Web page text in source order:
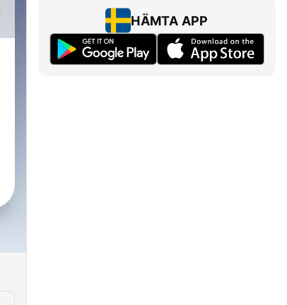
HÄMTA APP